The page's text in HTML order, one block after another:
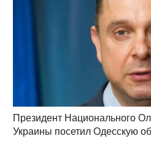
Президент Национального
Украины посетил Одесскую